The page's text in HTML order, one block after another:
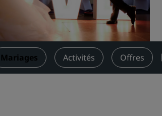
Pour les événements
Solutions d’entreprise
Rechercher des vols
Rechercher des vols
Mariages Activités Offres